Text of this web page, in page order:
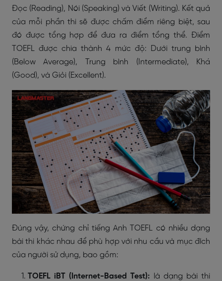
Đọc (Reading), Nói (Speaking) và Viết (Writing). Kết quả
của mỗi phần thi sẽ được chấm điểm riêng biệt, sau
đó được tổng hợp để đưa ra điểm tổng thể. Điểm
TOEFL được chia thành 4 mức độ: Dưới trung bình
(Below Average), Trung bình (Intermediate), Khá
(Good), và Giỏi (Excellent).
Đúng vậy, chứng chỉ tiếng Anh TOEFL có nhiều dạng
bài thi khác nhau để phù hợp với nhu cầu và mục đích
của người sử dụng, bao gồm:
TOEFL iBT (Internet-Based Test):
là dạng bài thi